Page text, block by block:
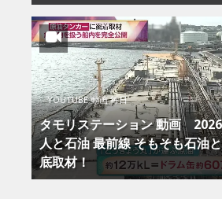
YOUTUBE 動画 毎日
タモリステーション 動画
人と石油 最前線 そもそも石油
底取材！